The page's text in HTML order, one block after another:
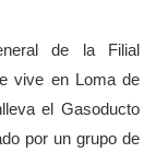
de la Filial
vive en Loma de
el Gasoducto
por un grupo de